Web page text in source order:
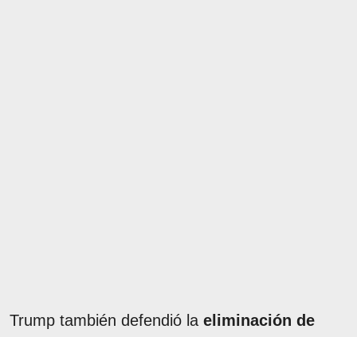
Trump también defendió la eliminación de